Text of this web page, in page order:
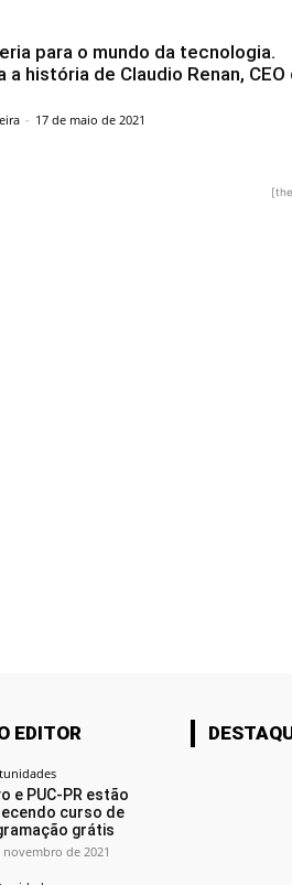
para o mundo da tecnologia.
a história de Claudio Renan, CEO
- 17 de maio de 2021
EDITOR
e PUC-PR estão
curso de
grátis
novembro de 2021